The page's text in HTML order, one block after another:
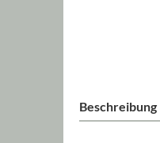
Beschreibung